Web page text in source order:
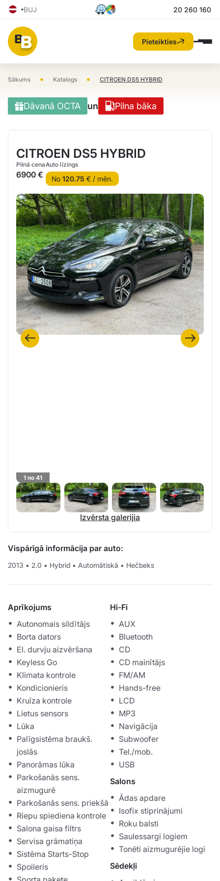
BUJ 20 260 160
Pieteikties
Sākums • Katalogs • CITROEN DS5 HYBRID
Dāvanā OCTA un Pilna bāka
CITROEN DS5 HYBRID
Pilnā cena
6900 €
Auto līzings
No 120.75 € / mēn.
1 no 41
Izvērsta galerijia
Vispārīgā informācija par auto:
2013 • 2.0 • Hybrid • Automātiskā • Hečbeks
Aprīkojums
Autonomais sildītājs
Borta dators
El. durvju aizvēršana
Keyless Go
Klimata kontrole
Kondicionieris
Kruīza kontrole
Lietus sensors
Lūka
Palīgsistēma braukš.
joslās
Panorāmas lūka
Parkošanās sens.
aizmugurē
Parkošanās sens. priekšā
Riepu spiediena kontrole
Salona gaisa filtrs
Servisa grāmatiņa
Sistēma Starts-Stop
Spoileris
Hi-Fi
AUX
Bluetooth
CD
CD mainītājs
FM/AM
Hands-free
LCD
MP3
Navigācija
Subwoofer
Tel./mob.
USB
Salons
Ādas apdare
Isofix stiprinājumi
Roku balsti
Saulessargi logiem
Tonēti aizmugurējie logi
Sēdekļi